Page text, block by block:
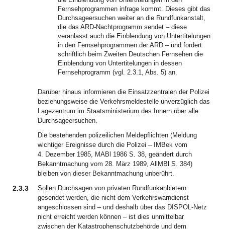
Fernsehprogrammen infrage kommt. Dieses gibt das
Durchsageersuchen weiter an die Rundfunkanstalt,
die das ARD-Nachtprogramm sendet – diese
veranlasst auch die Einblendung von Untertitelungen
in den Fernsehprogrammen der ARD – und fordert
schriftlich beim Zweiten Deutschen Fernsehen die
Einblendung von Untertitelungen in dessen
Fernsehprogramm (vgl. 2.3.1, Abs. 5) an.
Darüber hinaus informieren die Einsatzzentralen der Polizei
beziehungsweise die Verkehrsmeldestelle unverzüglich das
Lagezentrum im Staatsministerium des Innern über alle
Durchsageersuchen.
Die bestehenden polizeilichen Meldepflichten (Meldung
wichtiger Ereignisse durch die Polizei – IMBek vom
4. Dezember 1985, MABl 1986 S. 38, geändert durch
Bekanntmachung vom 28. März 1989, AllMBl S. 384)
bleiben von dieser Bekanntmachung unberührt.
2.3.3
Sollen Durchsagen von privaten Rundfunkanbietern
gesendet werden, die nicht dem Verkehrswarndienst
angeschlossen sind – und deshalb über das DISPOL-Netz
nicht erreicht werden können – ist dies unmittelbar
zwischen der Katastrophenschutzbehörde und dem